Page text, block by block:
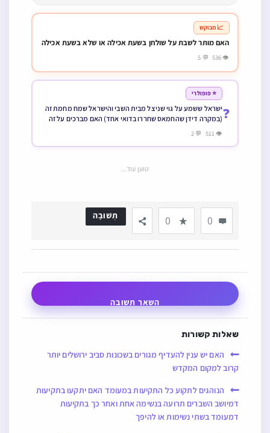
📈 מבוקש
האם מותר לשבת על שולחן בשעת אכילה או שלא בשעת אכילה
👁 536 💬 5
❓
⭐ פופולרי
ישראל ששמע על גוי שניצל מבית השבי והישראל שמח מחמת זה
(במקרה דידן שהחמאס שחררו בדואי אחד) האם מברכים על זה
👁 511 💬 2
טוען עוד...
0
0 תְשׁוּבָה
השאר תשובה
שאלות קשורות
האם יש ענין להעדיף מגורים בשכונות סביב ירושלים יותר
קרוב למקום המקדש
הנוהגים לתקוע כל התקיעות במעומד האם יתקעו בתקיעות
דמיושב השברים תרועה בנשימה אחת ואחר כך בתקיעות
דמעומד בשתי נשימות או להיפך